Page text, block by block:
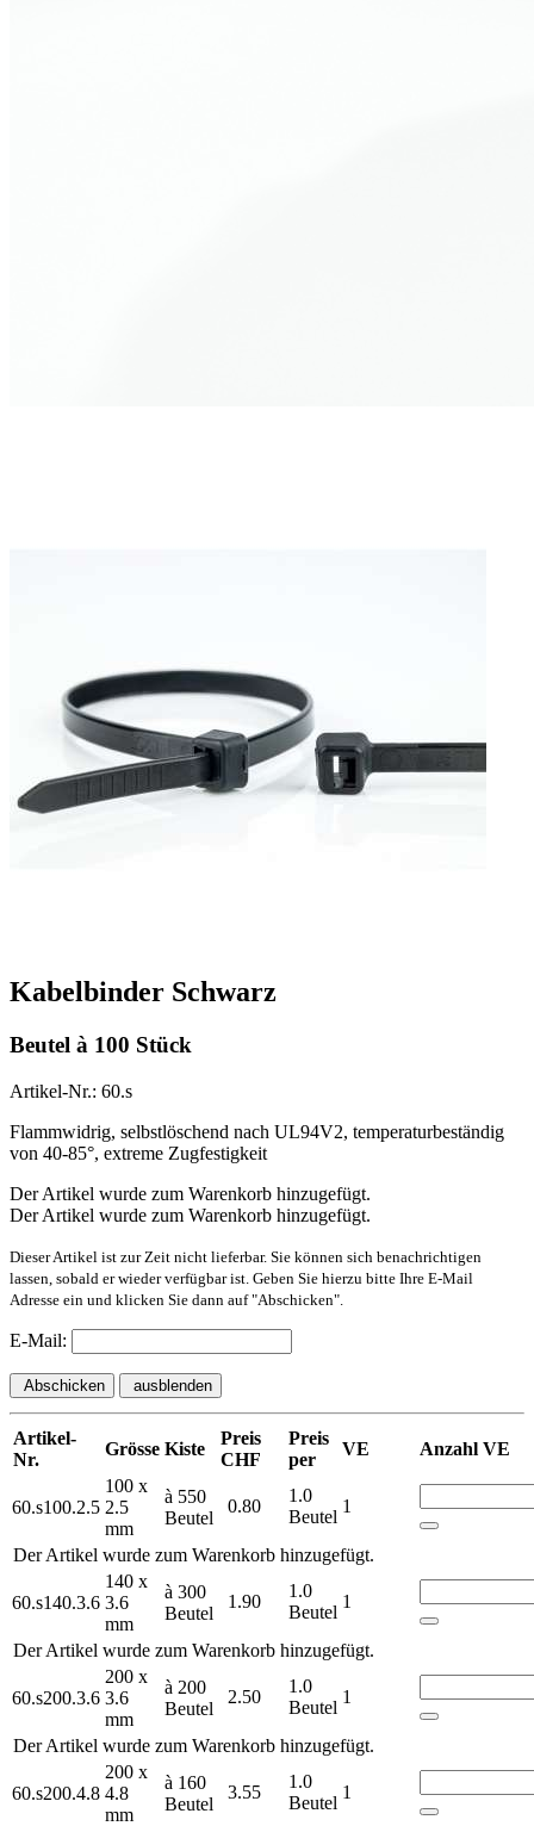
Kabelbinder Schwarz
Beutel à 100 Stück
Artikel-Nr.: 60.s
Flammwidrig, selbstlöschend nach UL94V2, temperaturbeständig
von 40-85°, extreme Zugfestigkeit
Der Artikel wurde zum Warenkorb hinzugefügt.
Der Artikel wurde zum Warenkorb hinzugefügt.
Dieser Artikel ist zur Zeit nicht lieferbar. Sie können sich benachrichtigen
lassen, sobald er wieder verfügbar ist. Geben Sie hierzu bitte Ihre E-Mail
Adresse ein und klicken Sie dann auf "Abschicken".
E-Mail:
Abschicken ausblenden
Artikel-
Nr.
Grösse Kiste
Preis
CHF
Preis
per
VE Anzahl VE
60.s100.2.5
100 x
2.5
mm
à 550
Beutel
0.80
1.0
Beutel
1
Der Artikel wurde zum Warenkorb hinzugefügt.
60.s140.3.6
140 x
3.6
mm
à 300
Beutel
1.90
1.0
Beutel
1
Der Artikel wurde zum Warenkorb hinzugefügt.
60.s200.3.6
200 x
3.6
mm
à 200
Beutel
2.50
1.0
Beutel
1
Der Artikel wurde zum Warenkorb hinzugefügt.
60.s200.4.8
200 x
4.8
mm
à 160
Beutel
3.55
1.0
Beutel
1